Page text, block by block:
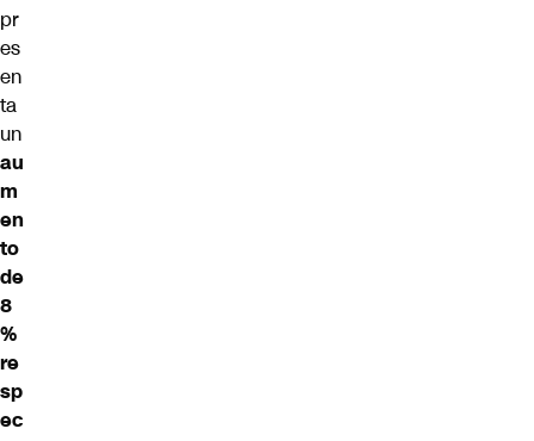
pr
es
en
ta
un
au
m
en
to
de
8
%
re
sp
ec